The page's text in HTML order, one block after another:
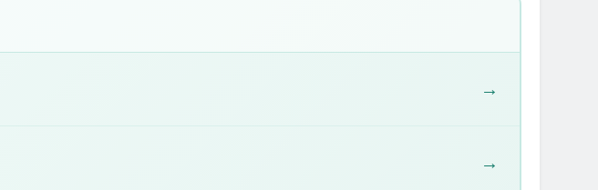
→
→